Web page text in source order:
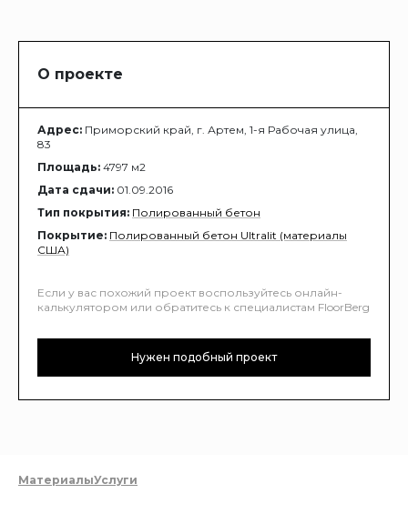
О проекте
Адрес: Приморский край, г. Артем, 1-я Рабочая улица,
83
Площадь: 4797 м2
Дата сдачи: 01.09.2016
Тип покрытия: Полированный бетон
Покрытие: Полированный бетон Ultralit (материалы
США)
Если у вас похожий проект воспользуйтесь онлайн-
калькулятором или обратитесь к специалистам FloorBerg
Нужен подобный проект
МатериалыУслуги